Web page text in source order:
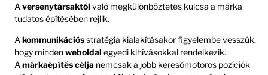
Aversenytársaktól való megkülönböztetés kulcsa a márka
tudatos építésében rejlik.
Akommunikációsstratégia kialakításakor figyelembe vesszük,
hogy mindenweboldal egyedi kihívásokkal rendelkezik.
Amárkaépítés célja nemcsak a jobb keresőmotoros pozíciók